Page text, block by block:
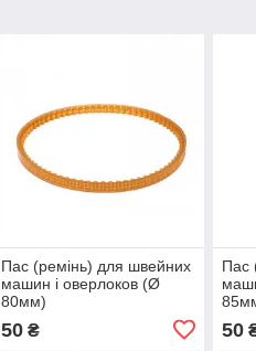
Пас (ремінь) для швейних
машин і оверлоков (Ø
80мм)
50₴
Пас
50